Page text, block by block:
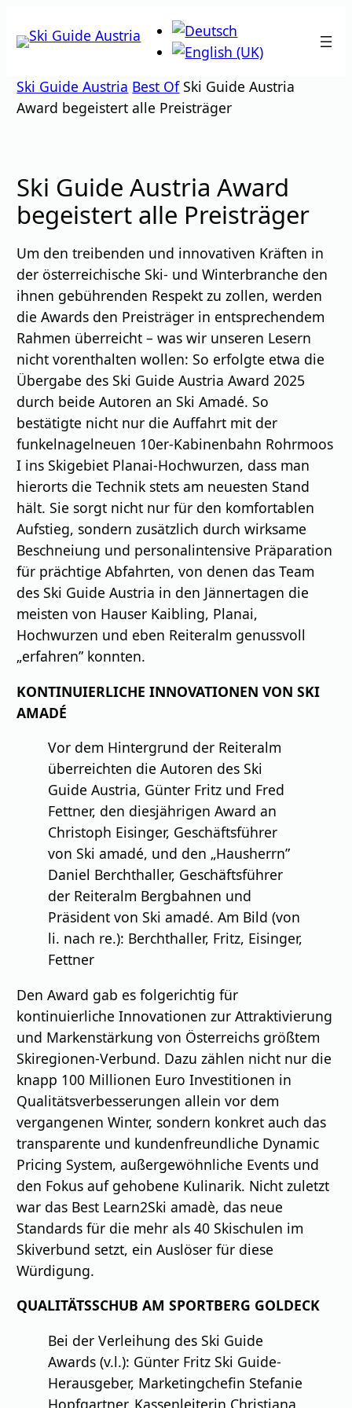
Inhalt
Ski Guide Austria Best Of Ski Guide Austria
Award begeistert alle Preisträger
Ski Guide Austria Award
begeistert alle Preisträger
Um den treibenden und innovativen Kräften in
der österreichische Ski- und Winterbranche den
ihnen gebührenden Respekt zu zollen, werden
die Awards den Preisträger in entsprechendem
Rahmen überreicht – was wir unseren Lesern
nicht vorenthalten wollen: So erfolgte etwa die
Übergabe des Ski Guide Austria Award 2025
durch beide Autoren an Ski Amadé. So
bestätigte nicht nur die Auffahrt mit der
funkelnagelneuen 10er-Kabinenbahn Rohrmoos
I ins Skigebiet Planai-Hochwurzen, dass man
hierorts die Technik stets am neuesten Stand
hält. Sie sorgt nicht nur für den komfortablen
Aufstieg, sondern zusätzlich durch wirksame
Beschneiung und personalintensive Präparation
für prächtige Abfahrten, von denen das Team
des Ski Guide Austria in den Jännertagen die
meisten von Hauser Kaibling, Planai,
Hochwurzen und eben Reiteralm genussvoll
„erfahren” konnten.
KONTINUIERLICHE INNOVATIONEN VON SKI
AMADÉ
Vor dem Hintergrund der Reiteralm
überreichten die Autoren des Ski
Guide Austria, Günter Fritz und Fred
Fettner, den diesjährigen Award an
Christoph Eisinger, Geschäftsführer
von Ski amadé, und den „Hausherrn”
Daniel Berchthaller, Geschäftsführer
der Reiteralm Bergbahnen und
Präsident von Ski amadé. Am Bild (von
li. nach re.): Berchthaller, Fritz, Eisinger,
Fettner
Den Award gab es folgerichtig für
kontinuierliche Innovationen zur Attraktivierung
und Markenstärkung von Österreichs größtem
Skiregionen-Verbund. Dazu zählen nicht nur die
knapp 100 Millionen Euro Investitionen in
Qualitätsverbesserungen allein vor dem
vergangenen Winter, sondern konkret auch das
transparente und kundenfreundliche Dynamic
Pricing System, außergewöhnliche Events und
den Fokus auf gehobene Kulinarik. Nicht zuletzt
war das Best Learn2Ski amadè, das neue
Standards für die mehr als 40 Skischulen im
Skiverbund setzt, ein Auslöser für diese
Würdigung.
QUALITÄTSSCHUB AM SPORTBERG GOLDECK
Bei der Verleihung des Ski Guide
Awards (v.l.): Günter Fritz Ski Guide-
Herausgeber, Marketingchefin Stefanie
Hopfgartner, Kassenleiterin Christiana